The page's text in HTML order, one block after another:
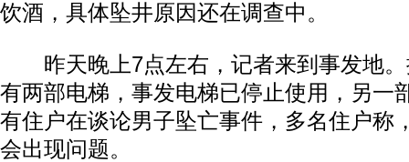
饮酒，具体坠井原因还在调查中。
昨天晚上7点左右，记者来到事发地。
有两部电梯，事发电梯已停止使用，另一
有住户在谈论男子坠亡事件，多名住户称
会出现问题。